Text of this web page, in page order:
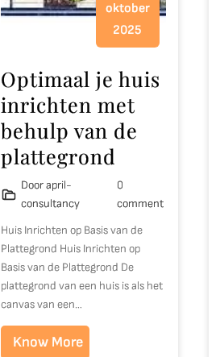
oktober
2025
Optimaal je huis
inrichten met
behulp van de
plattegrond
Door april-
consultancy
0
comment
Huis Inrichten op Basis van de
Plattegrond Huis Inrichten op
Basis van de Plattegrond De
plattegrond van een huis is als het
canvas van een…
Know More